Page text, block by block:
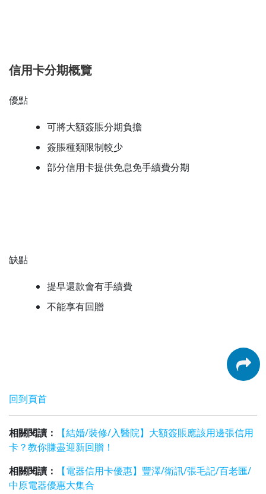
信用卡分期概覽
優點
可將大額簽賬分期負擔
簽賬種類限制較少
部分信用卡提供免息免手續費分期
缺點
提早還款會有手續費
不能享有回贈
回到頁首
相關閱讀：
【結婚/裝修/入醫院】大額簽賬應該用邊張信用
卡？教你賺盡迎新回贈！
相關閱讀：
【電器信用卡優惠】豐澤/衛訊/張毛記/百老匯/
中原電器優惠大集合